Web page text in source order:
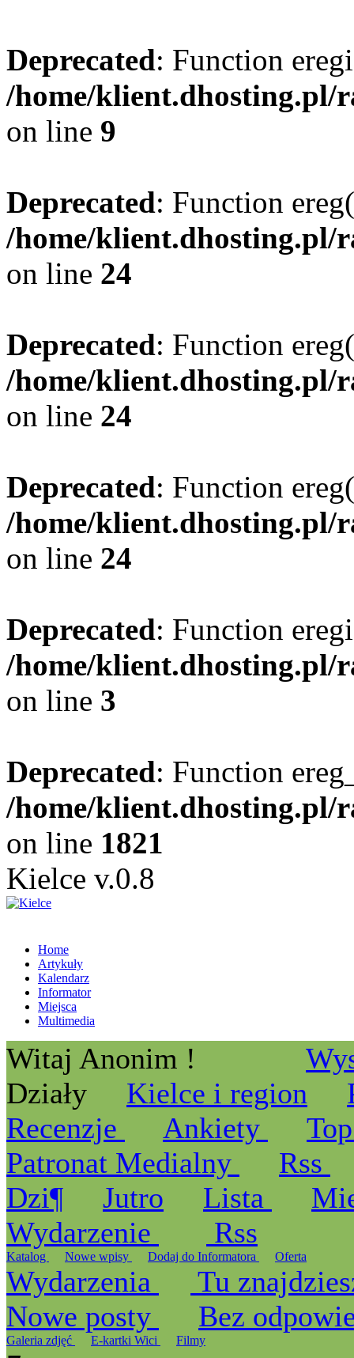
Deprecated: Function
/home/klient.dhosting.pl/
on line 9
Deprecated: Function
/home/klient.dhosting.pl/
on line 24
Deprecated: Function
/home/klient.dhosting.pl/
on line 24
Deprecated: Function
/home/klient.dhosting.pl/
on line 24
Deprecated: Function
/home/
on line 3
Deprecated: Function
/home/
on line 1821
Kielce v.0.8
Home
Artykuły
Kalendarz
Informator
Miejsca
Multimedia
Witaj Anonim !
Działy
Kielce i region
Recenzje
Ankiety
Patronat Medialny
Rss
Dzi¶
Jutro Lista
Wydarzenie
Rss
Katalog Nowe wpisy Dodaj do Informatora Oferta
Wydarzenia
Tu
Nowe posty
Bez
Galeria zdjęć E-kartki Wici Filmy